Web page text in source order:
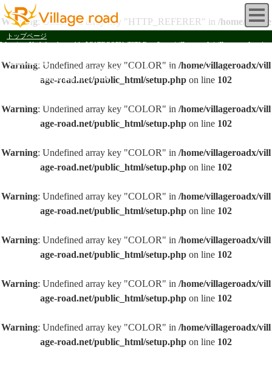
Warning: Undefined array key "HTTP_REFERER" in /home/village
roadx/village-road.net/public_html/setup.php
Warning: Undefined array key "COLOR" in /home/villageroadx/vill
age-road.net/public_html/setup.php on line 102
Warning: Undefined array key "COLOR" in /home/villageroadx/vill
age-road.net/public_html/setup.php on line 102
Warning: Undefined array key "COLOR" in /home/villageroadx/vill
age-road.net/public_html/setup.php on line 102
Warning: Undefined array key "COLOR" in /home/villageroadx/vill
age-road.net/public_html/setup.php on line 102
Warning: Undefined array key "COLOR" in /home/villageroadx/vill
age-road.net/public_html/setup.php on line 102
Warning: Undefined array key "COLOR" in /home/villageroadx/vill
age-road.net/public_html/setup.php on line 102
Warning: Undefined array key "COLOR" in /home/villageroadx/vill
age-road.net/public_html/setup.php on line 102
トップページ
Warning: Undefined variable $CATEGORY_TITLE in/home/villageroadx/village-road.net/pu
＞お問い合わせ
Warning: Undefined variable $CATEGORY_ID in/home/villageroadx/village-road.net/public_
html/contents_header.phpon line156
html/contents_header.php